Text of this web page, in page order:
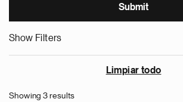
Show Filters
Limpiar todo
Showing 3 results